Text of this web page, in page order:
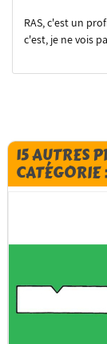
RAS, c'est un
c'est, je ne vois
15 AUTRES
CATÉGORIE